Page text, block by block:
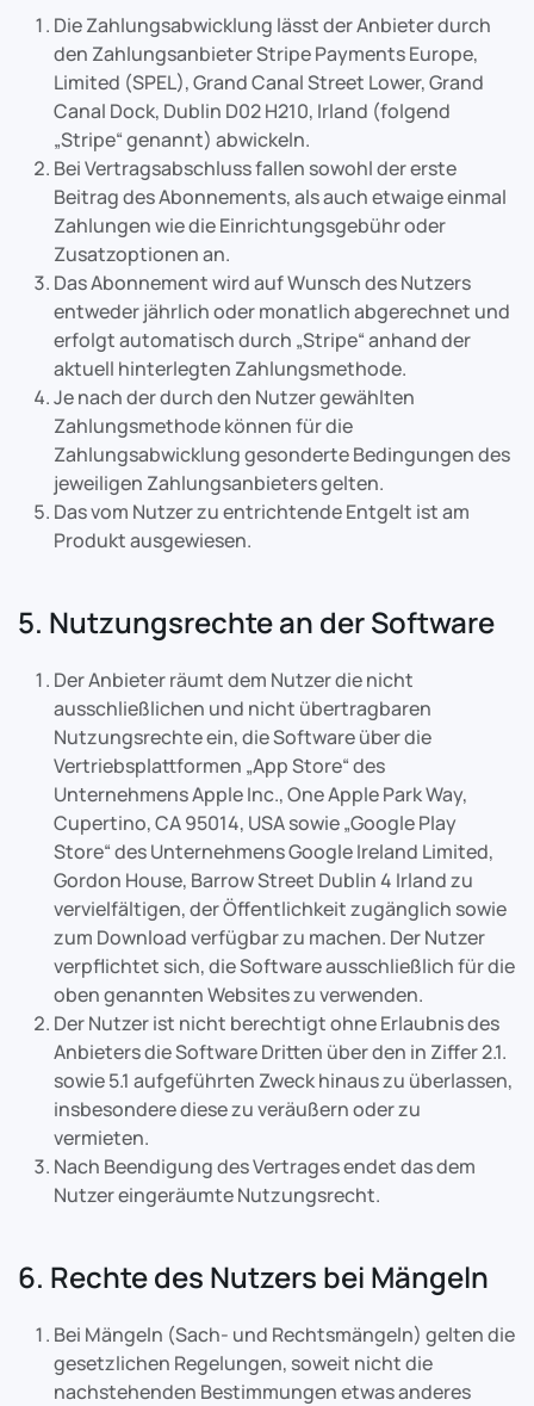
Die Zahlungsabwicklung lässt der Anbieter durch
den Zahlungsanbieter Stripe Payments Europe,
Limited (SPEL), Grand Canal Street Lower, Grand
Canal Dock, Dublin D02 H210, Irland (folgend
„Stripe“ genannt) abwickeln.
Bei Vertragsabschluss fallen sowohl der erste
Beitrag des Abonnements, als auch etwaige einmal
Zahlungen wie die Einrichtungsgebühr oder
Zusatzoptionen an.
Das Abonnement wird auf Wunsch des Nutzers
entweder jährlich oder monatlich abgerechnet und
erfolgt automatisch durch „Stripe“ anhand der
aktuell hinterlegten Zahlungsmethode.
Je nach der durch den Nutzer gewählten
Zahlungsmethode können für die
Zahlungsabwicklung gesonderte Bedingungen des
jeweiligen Zahlungsanbieters gelten.
Das vom Nutzer zu entrichtende Entgelt ist am
Produkt ausgewiesen.
5. Nutzungsrechte an der Software
Der Anbieter räumt dem Nutzer die nicht
ausschließlichen und nicht übertragbaren
Nutzungsrechte ein, die Software über die
Vertriebsplattformen „App Store“ des
Unternehmens Apple Inc., One Apple Park Way,
Cupertino, CA 95014, USA sowie „Google Play
Store“ des Unternehmens Google Ireland Limited,
Gordon House, Barrow Street Dublin 4 Irland zu
vervielfältigen, der Öffentlichkeit zugänglich sowie
zum Download verfügbar zu machen. Der Nutzer
verpflichtet sich, die Software ausschließlich für die
oben genannten Websites zu verwenden.
Der Nutzer ist nicht berechtigt ohne Erlaubnis des
Anbieters die Software Dritten über den in Ziffer 2.1.
sowie 5.1 aufgeführten Zweck hinaus zu überlassen,
insbesondere diese zu veräußern oder zu
vermieten.
Nach Beendigung des Vertrages endet das dem
Nutzer eingeräumte Nutzungsrecht.
6. Rechte des Nutzers bei Mängeln
Bei Mängeln (Sach- und Rechtsmängeln) gelten die
gesetzlichen Regelungen, soweit nicht die
nachstehenden Bestimmungen etwas anderes